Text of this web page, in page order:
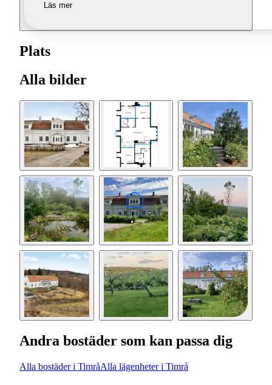
Läs mer
Plats
Alla bilder
Andra bostäder som kan passa dig
Alla bostäder i TimråAlla lägenheter i Timrå